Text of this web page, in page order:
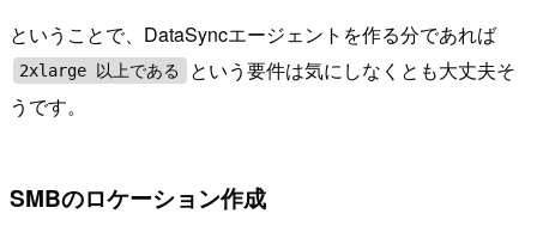
ということで、DataSyncエージェントを作る分であれば
2xlarge 以上である
という要件は気にしなくとも大丈夫そ
うです。
SMBのロケーション作成